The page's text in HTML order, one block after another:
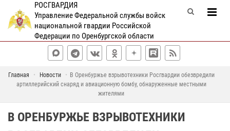
РОСГВАРДИЯ
Управление Федеральной службы войск
национальной гвардии Российской
Федерации по Оренбургской области
Главная Новости
В Оренбуржье взрывотехники Росгвардии обезвредили
артиллерийский снаряд и авиационную бомбу, обнаруженные местными
жителями
В ОРЕНБУРЖЬЕ ВЗРЫВОТЕХНИКИ